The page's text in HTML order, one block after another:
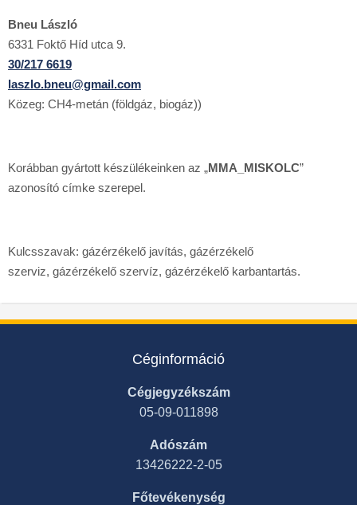
Bneu László
6331 Foktő Híd utca 9.
30/217 6619
laszlo.bneu@gmail.com
Közeg: CH4-metán (földgáz, biogáz))
Korábban gyártott készülékeinken az „MMA_MISKOLC”
azonosító címke szerepel.
Kulcsszavak: gázérzékelő javítás, gázérzékelő
szerviz, gázérzékelő szervíz, gázérzékelő karbantartás.
Céginformáció
Cégjegyzékszám
05-09-011898
Adószám
13426222-2-05
Főtevékenység